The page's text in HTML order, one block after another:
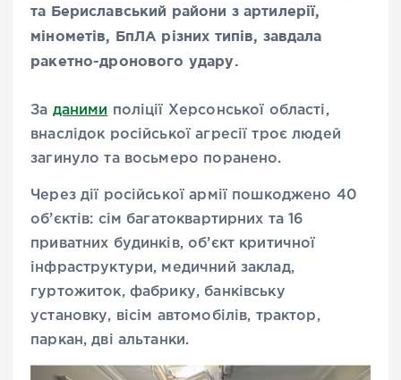
та Бериславський райони з артилерії,
мінометів, БпЛА різних типів, завдала
ракетно-дронового удару.
За даними поліції Херсонської області,
внаслідок російської агресії троє людей
загинуло та восьмеро поранено.
Через дії російської армії пошкоджено 40
об’єктів: сім багатоквартирних та 16
приватних будинків, об’єкт критичної
інфраструктури, медичний заклад,
гуртожиток, фабрику, банківську
установку, вісім автомобілів, трактор,
паркан, дві альтанки.